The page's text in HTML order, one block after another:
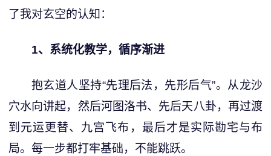
了我对玄空的认知：
1、系统化教学，循序渐进
抱玄道人坚持“先理后法，先形后气”。从龙沙
穴水向讲起，然后河图洛书、先后天八卦，再过渡
到元运更替、九宫飞布，最后才是实际勘宅与布
局。每一步都打牢基础，不能跳跃。